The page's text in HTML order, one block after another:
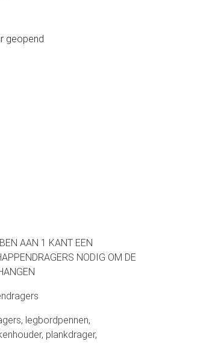
geopend
AAN 1 KANT EEN
NODIG OM DE
legbordpennen,
plankdrager,